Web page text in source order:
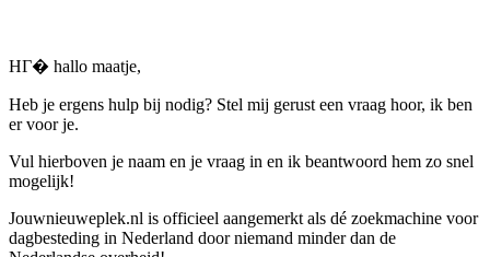
HГ� hallo maatje,
Heb je ergens hulp bij nodig? Stel mij gerust een vraag hoor, ik ben
er voor je.
Vul hierboven je naam en je vraag in en ik beantwoord hem zo snel
mogelijk!
Jouwnieuweplek.nl is officieel aangemerkt als dé zoekmachine voor
dagbesteding in Nederland door niemand minder dan de